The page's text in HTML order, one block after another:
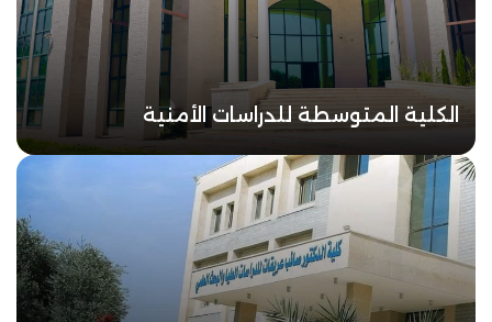
الكلية المتوسطة للدراسات الأمنية